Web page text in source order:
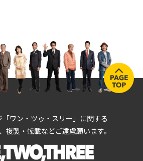
ワン・ツゥ・スリー」に関する
複製・転載などご遠慮願います。